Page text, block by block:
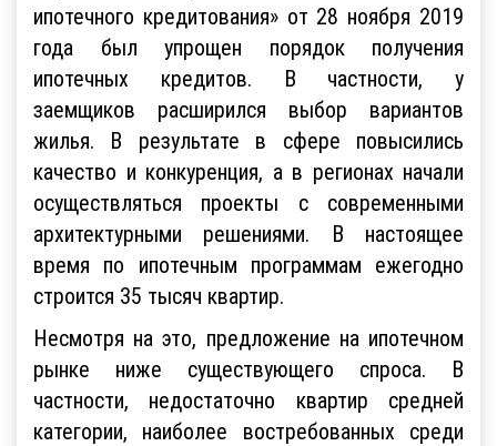
ипотечного кредитования» от 28 ноября 2019
года был упрощен порядок получения
ипотечных кредитов. В частности, у
заемщиков расширился выбор вариантов
жилья. В результате в сфере повысились
качество и конкуренция, а в регионах начали
осуществляться проекты с современными
архитектурными решениями. В настоящее
время по ипотечным программам ежегодно
строится 35 тысяч квартир.
Несмотря на это, предложение на ипотечном
рынке ниже существующего спроса. В
частности, недостаточно квартир средней
категории, наиболее востребованных среди